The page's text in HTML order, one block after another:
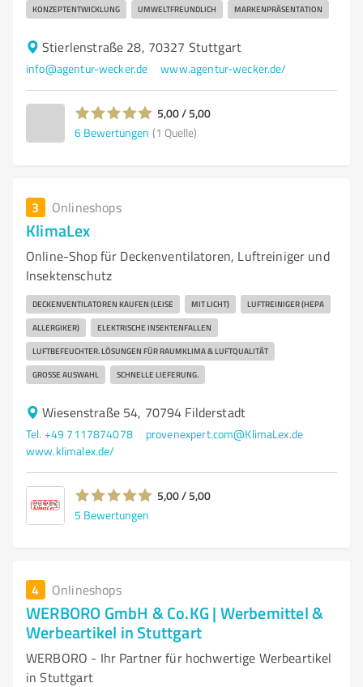
KONZEPTENTWICKLUNG UMWELTFREUNDLICH MARKENPRÄSENTATION
Stierlenstraße 28, 70327 Stuttgart
info@agentur-wecker.de www.agentur-wecker.de/
5,00 / 5,00
6 Bewertungen (1 Quelle)
3 Onlineshops
KlimaLex
Online-Shop für Deckenventilatoren, Luftreiniger und
Insektenschutz
DECKENVENTILATOREN KAUFEN (LEISE MIT LICHT) LUFTREINIGER (HEPA
ALLERGIKER) ELEKTRISCHE INSEKTENFALLEN
LUFTBEFEUCHTER. LÖSUNGEN FÜR RAUMKLIMA & LUFTQUALITÄT
GROSSE AUSWAHL SCHNELLE LIEFERUNG.
Wiesenstraße 54, 70794 Filderstadt
Tel. +49 7117874078
provenexpert.com@KlimaLex.de
www.klimalex.de/
5,00 / 5,00
5 Bewertungen
4 Onlineshops
WERBORO GmbH & Co.KG | Werbemittel &
Werbeartikel in Stuttgart
WERBORO - Ihr Partner für hochwertige Werbeartikel
in Stuttgart